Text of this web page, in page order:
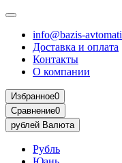
info@bazis-
Доставка и оплата
Контакты
О компании
Избранное0
Сравнение0
рублей Валюта
Рубль